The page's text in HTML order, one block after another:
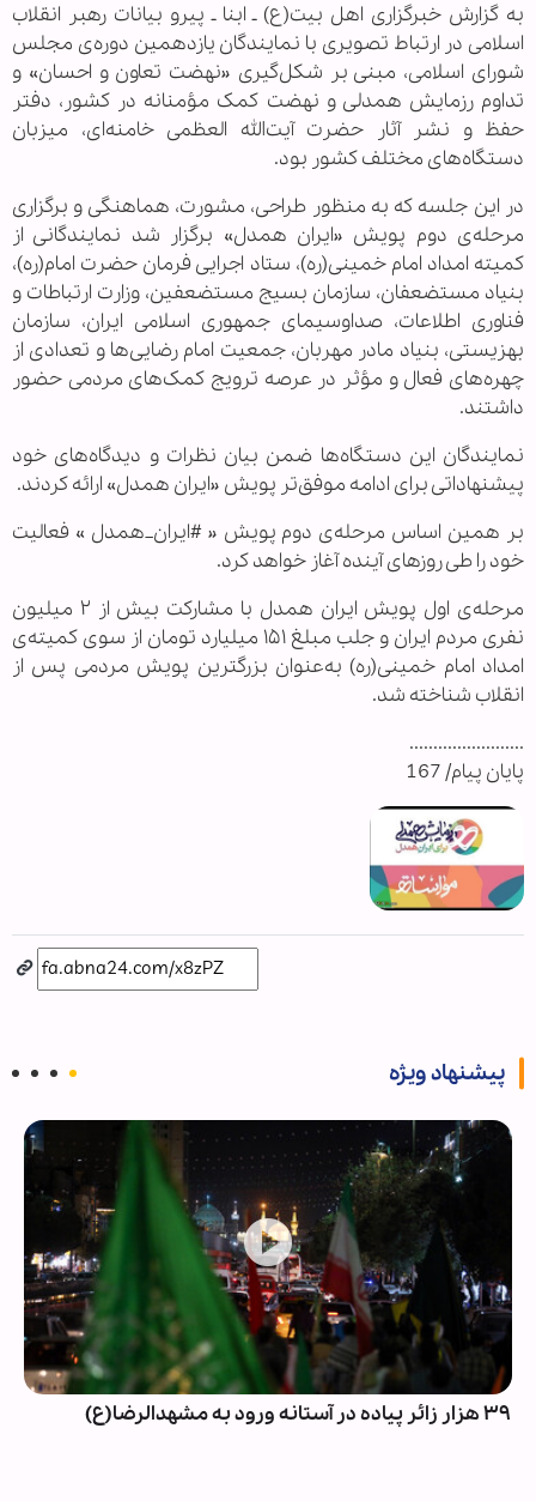
به گزارش خبرگزاری اهل بیت(ع) ـ ابنا ـ پیرو بیانات رهبر انقلاب
اسلامی در ارتباط تصویری با نمایندگان یازدهمین دوره‌ی مجلس
شورای اسلامی، مبنی بر شکل‌گیری «نهضت تعاون و احسان» و
تداوم رزمایش همدلی و نهضت کمک مؤمنانه در کشور، دفتر
حفظ و نشر آثار حضرت آیت‌الله العظمی خامنه‌ای، میزبان
دستگاه‌های مختلف کشور بود.
در این جلسه که به منظور طراحی، مشورت، هماهنگی و برگزاری
مرحله‌ی دوم پویش «ایران همدل» برگزار شد نمایندگانی از
کمیته امداد امام خمینی(ره)، ستاد اجرایی فرمان حضرت امام(ره)،
بنیاد مستضعفان، سازمان بسیج مستضعفین، وزارت ارتباطات و
فناوری اطلاعات، صداوسیمای‌ جمهوری اسلامی ایران، سازمان
بهزیستی، بنیاد مادر مهربان، جمعیت امام رضایی‌ها و تعدادی از
چهره‌های فعال و مؤثر در عرصه ترویج کمک‌های مردمی حضور
داشتند.
نمایندگان این دستگاه‌ها ضمن بیان نظرات و دیدگاه‌های خود
پیشنهاداتی برای ادامه موفق‌تر پویش «ایران همدل» ارائه کردند.
بر همین اساس مرحله‌ی دوم پویش « #ایران_همدل » فعالیت
خود را طی روزهای آینده آغاز خواهد کرد.
مرحله‌ی اول پویش ایران همدل با مشارکت بیش از ۲ میلیون
نفری مردم ایران و جلب مبلغ ۱۵۱ میلیارد تومان از سوی کمیته‌ی
امداد امام خمینی(ره) به‌عنوان بزرگترین پویش مردمی پس از
انقلاب شناخته شد.
........................
پایان پیام/ 167
پیشنهاد ویژه
۳۹ هزار زائر پیاده در آستانه ورود به مشهدالرضا(ع)